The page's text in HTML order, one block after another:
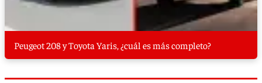
Peugeot 208 y Toyota Yaris, ¿cuál es más completo?